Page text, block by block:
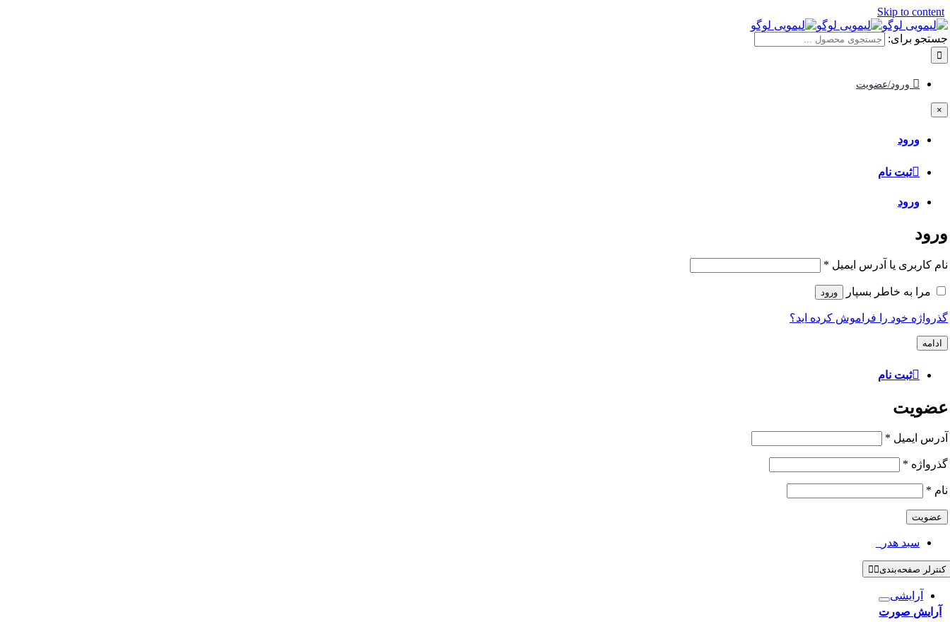
Skip to content
جستجو برای:
ورود/عضویت
×
ورود
ثبت نام
ورود
ورود
نام کاربری یا آدرس ایمیل *
مرا به خاطر بسپار ورود
گذرواژه خود را فراموش کرده اید؟
ادامه
ثبت نام
عضویت
آدرس ایمیل *
گذرواژه *
نام *
عضویت
سبد هدر
کنترلر صفحه‌بندی
آرایشی
آرایش صورت